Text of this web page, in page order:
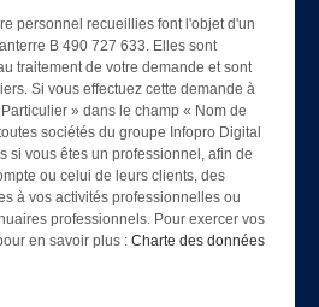
personnel recueillies font l'objet d'un
B 490 727 633. Elles sont
traitement de votre demande et sont
Si vous effectuez cette demande à
» dans le champ « Nom de
sociétés du groupe Infopro Digital
si vous êtes un professionnel, afin de
ou celui de leurs clients, des
à vos activités professionnelles ou
professionnels. Pour exercer vos
en savoir plus : Charte des données